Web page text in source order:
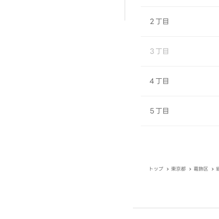
２丁目
３丁目
４丁目
５丁目
トップ 東京都 葛飾区